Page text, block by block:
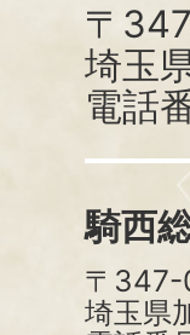
〒
埼玉
電話
騎西
〒347-
埼玉県